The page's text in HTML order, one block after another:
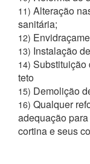
11) Alteração
sanitária;
12)
13) Instalação
14) Substituição
teto
15) Demolição
16) Qualquer
adequação
cortina e seus